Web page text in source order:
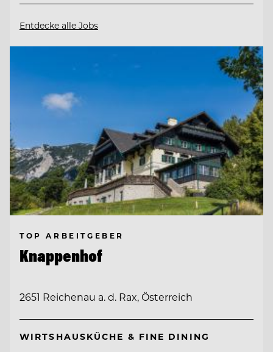
Entdecke alle Jobs
TOP ARBEITGEBER
Knappenhof
2651 Reichenau a. d. Rax, Österreich
WIRTSHAUSKÜCHE & FINE DINING